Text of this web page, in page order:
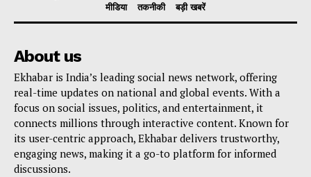
मीडिया
तकनीकी बड़ी खबरें
About us
Ekhabar is India’s leading social news network, offering
real-time updates on national and global events. With a
focus on social issues, politics, and entertainment, it
connects millions through interactive content. Known for
its user-centric approach, Ekhabar delivers trustworthy,
engaging news, making it a go-to platform for informed
discussions.